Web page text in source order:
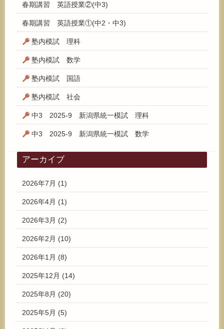
春期講習 英語授業②(中3)
春期講習 英語授業①(中2・中3)
塾内模試 理科
塾内模試 数学
塾内模試 国語
塾内模試 社会
中3 2025-9 新潟県統一模試 理科
中3 2025-9 新潟県統一模試 数学
アーカイブ
2026年7月 (1)
2026年4月 (1)
2026年3月 (2)
2026年2月 (10)
2026年1月 (8)
2025年12月 (14)
2025年8月 (20)
2025年5月 (5)